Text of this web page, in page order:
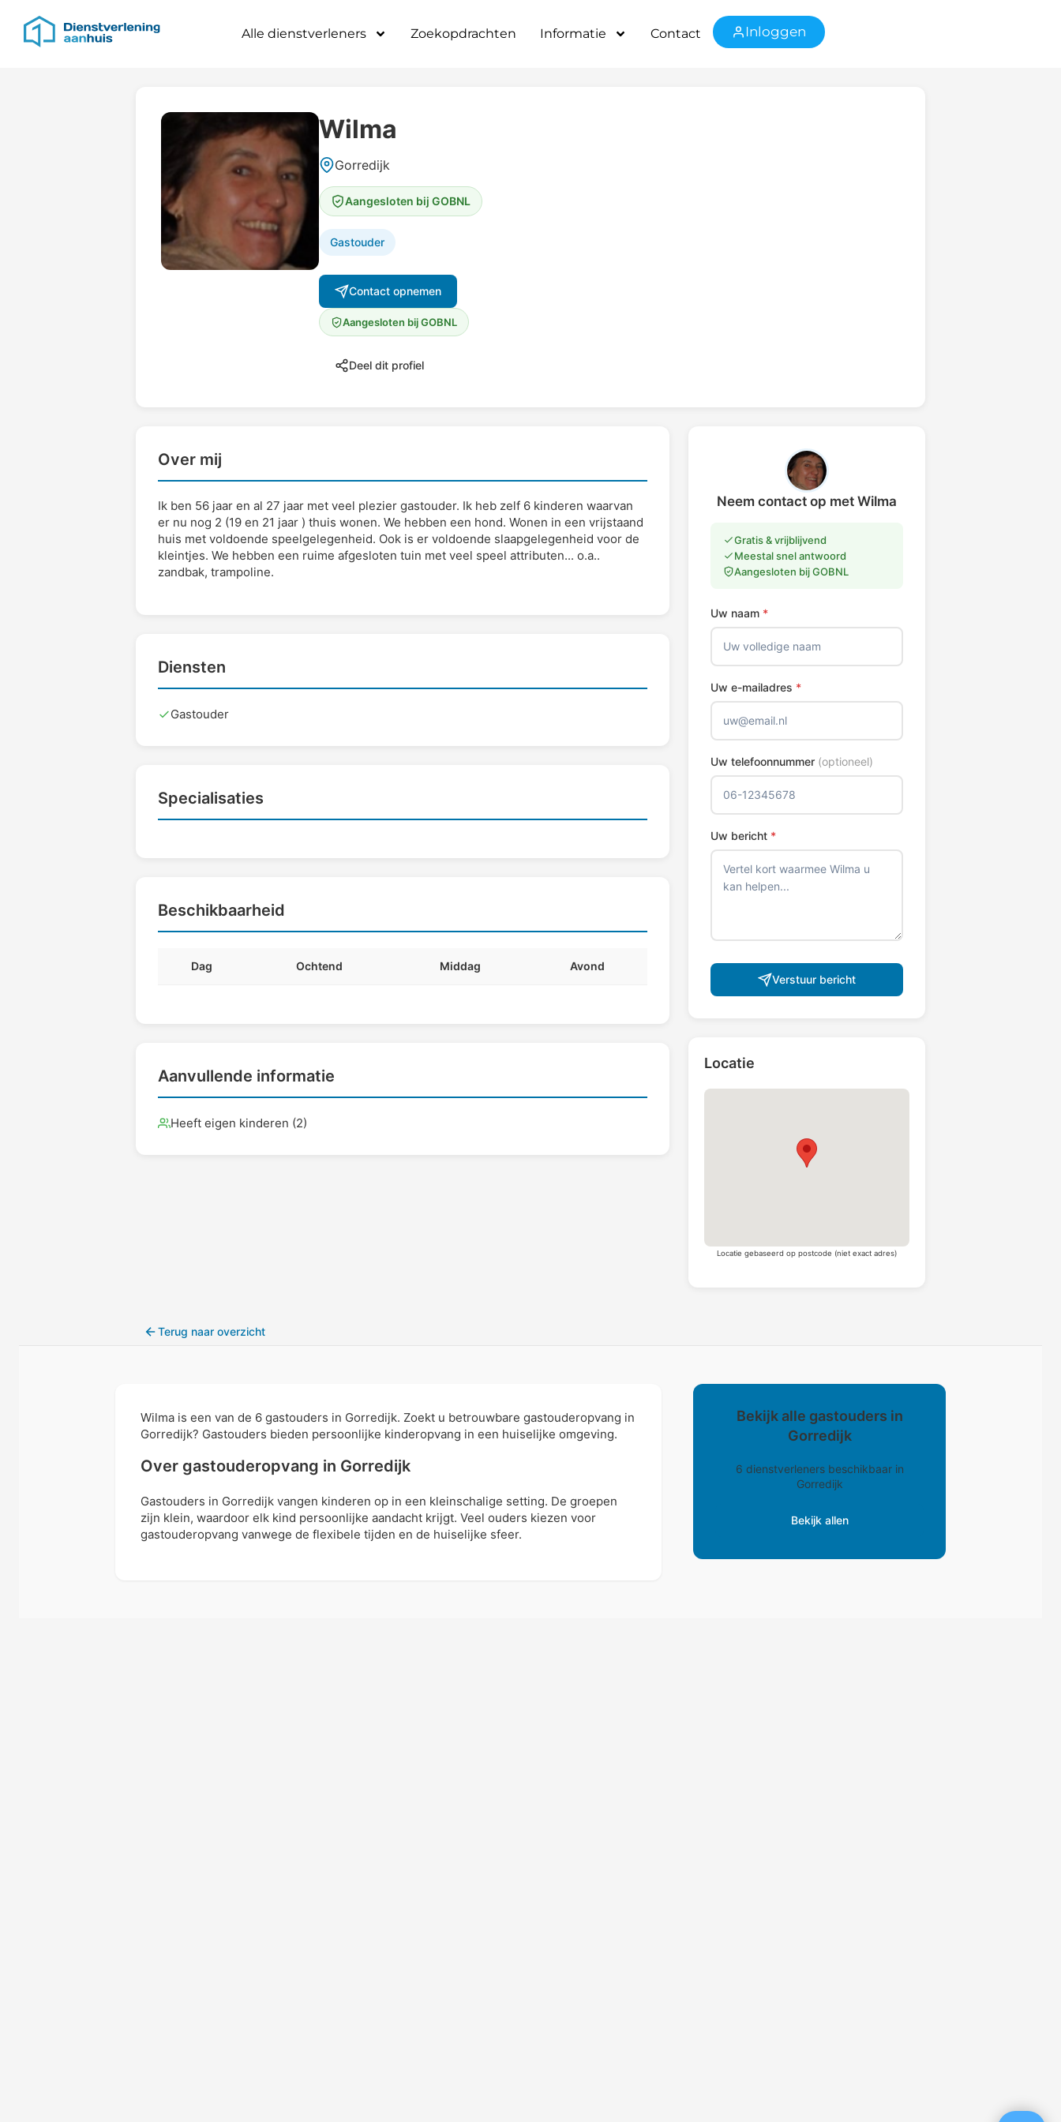
Alle dienstverleners Zoekopdrachten Informatie Contact Inloggen
Wilma
Gorredijk
Aangesloten bij GOBNL
Gastouder
Contact opnemen
Aangesloten bij GOBNL
Deel dit profiel
Over mij
Ik ben 56 jaar en al 27 jaar met veel plezier gastouder. Ik heb zelf 6 kinderen waarvan
er nu nog 2 (19 en 21 jaar ) thuis wonen. We hebben een hond. Wonen in een vrijstaand
huis met voldoende speelgelegenheid. Ook is er voldoende slaapgelegenheid voor de
kleintjes. We hebben een ruime afgesloten tuin met veel speel attributen... o.a..
zandbak, trampoline.
Diensten
Gastouder
Specialisaties
Beschikbaarheid
Dag Ochtend Middag Avond
Aanvullende informatie
Heeft eigen kinderen (2)
Neem contact op met Wilma
Gratis & vrijblijvend
Meestal snel antwoord
Aangesloten bij GOBNL
Uw naam *
Uw e-mailadres *
Uw telefoonnummer (optioneel)
Uw bericht *
Verstuur bericht
Locatie
Locatie gebaseerd op postcode (niet exact adres)
Terug naar overzicht
Wilma is een van de 6 gastouders in Gorredijk. Zoekt u betrouwbare gastouderopvang in
Gorredijk? Gastouders bieden persoonlijke kinderopvang in een huiselijke omgeving.
Over gastouderopvang in Gorredijk
Gastouders in Gorredijk vangen kinderen op in een kleinschalige setting. De groepen
zijn klein, waardoor elk kind persoonlijke aandacht krijgt. Veel ouders kiezen voor
gastouderopvang vanwege de flexibele tijden en de huiselijke sfeer.
Bekijk alle gastouders in
Gorredijk
6 dienstverleners beschikbaar in
Gorredijk
Bekijk allen